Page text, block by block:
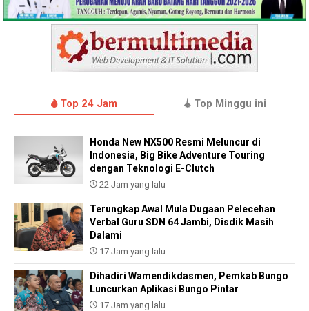
Top 24 Jam Top Minggu ini
Honda New NX500 Resmi Meluncur di
Indonesia, Big Bike Adventure Touring
dengan Teknologi E-Clutch
22 Jam yang lalu
Terungkap Awal Mula Dugaan Pelecehan
Verbal Guru SDN 64 Jambi, Disdik Masih
Dalami
17 Jam yang lalu
Dihadiri Wamendikdasmen, Pemkab Bungo
Luncurkan Aplikasi Bungo Pintar
17 Jam yang lalu